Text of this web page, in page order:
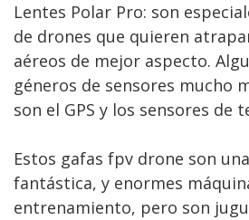
Lentes Polar Pro: son
de drones que quieren
aéreos de mejor aspecto.
géneros de sensores mucho
son el GPS y los sensores de
Estos gafas fpv drone son
fantástica, y enormes
entrenamiento, pero son